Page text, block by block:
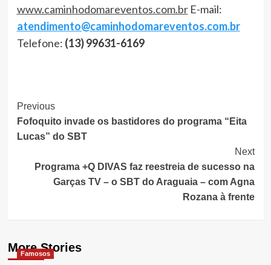
www.caminhodomareventos.com.brE-mail:
atendimento@caminhodomareventos.com.br
Telefone: (13) 99631-6169
Post
Navigation
Previous
Fofoquito invade os bastidores do programa “Eita
Lucas” do SBT
Next
Programa +Q DIVAS faz reestreia de sucesso na
Garças TV – o SBT do Araguaia – com Agna
Rozana à frente
More Stories
Famosos